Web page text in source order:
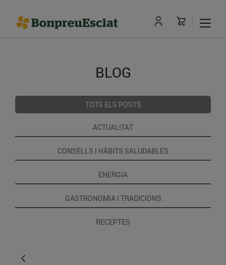
BLOG
TOTS ELS POSTS
ACTUALITAT
CONSELLS I HÀBITS SALUDABLES
ENERGIA
GASTRONOMIA I TRADICIONS
RECEPTES